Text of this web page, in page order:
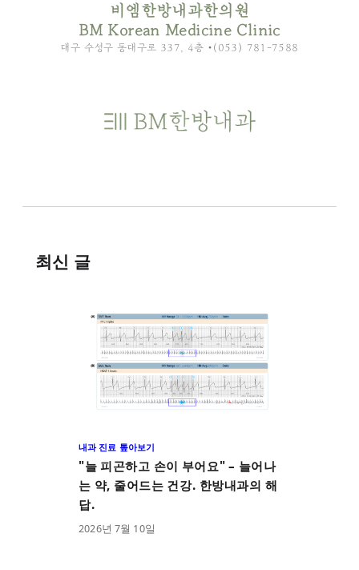
비엠한방내과한의원
BM Korean Medicine Clinic
대구 수성구 동대구로 337, 4층 •(053) 781-7588
최신 글
내과 진료 톺아보기
"늘 피곤하고 손이 부어요" – 늘어나
는 약, 줄어드는 건강. 한방내과의 해
답.
2026년 7월 10일